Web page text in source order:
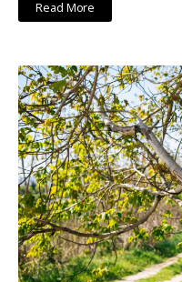
Read More